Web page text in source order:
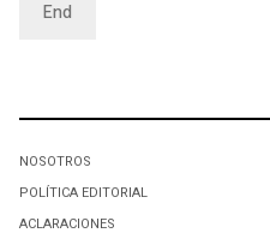
End
NOSOTROS
POLÍTICA EDITORIAL
ACLARACIONES